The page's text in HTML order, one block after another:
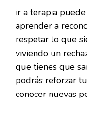
ir a terapia
aprender a
respetar lo que
viviendo un
que tienes que
podrás reforzar
conocer nuevas